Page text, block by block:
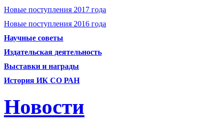
Новые поступления 2017 года
Новые поступления 2016 года
Научные советы
Издательская деятельность
Выставки и награды
История ИК СО РАН
Новости